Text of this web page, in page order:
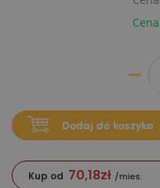
Dodaj do koszyka
Kup od 70,18zł /mies.